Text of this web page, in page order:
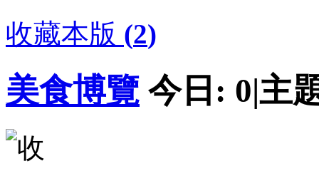
收藏本版 (2)
美食博覽 今日: 0|主